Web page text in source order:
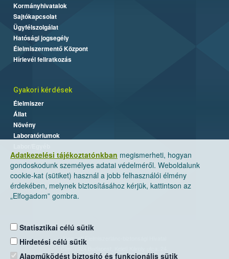
Adatkezelési tájékoztatónkban megismerheti, hogyan
gondoskodunk személyes adatai védelméről. Weboldalunk
cookie-kat (sütiket) használ a jobb felhasználói élmény
érdekében, melynek biztosításához kérjük, kattintson az
„Elfogadom” gombra.
Statisztikai célú sütik
Hirdetési célú sütik
Alapműködést biztosító és funkcionális sütik
Kormányhivatalok
Sajtókapcsolat
Ügyfélszolgálat
Hatósági jogsegély
Élelmiszermentő Központ
Hírlevél feliratkozás
Gyakori kérdések
Élelmiszer
Állat
Növény
Laboratóriumok
Nemzeti Élelmiszerlánc-biztonsági Hivatal